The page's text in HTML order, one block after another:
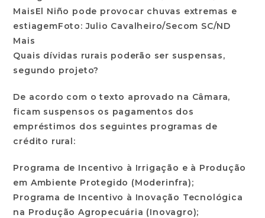
MaisEl Niño pode provocar chuvas extremas e
estiagemFoto: Julio Cavalheiro/Secom SC/ND
Mais
Quais dívidas rurais poderão ser suspensas,
segundo projeto?
De acordo com o texto aprovado na Câmara,
ficam suspensos os pagamentos dos
empréstimos dos seguintes programas de
crédito rural:
Programa de Incentivo à Irrigação e à Produção
em Ambiente Protegido (Moderinfra);
Programa de Incentivo à Inovação Tecnológica
na Produção Agropecuária (Inovagro);